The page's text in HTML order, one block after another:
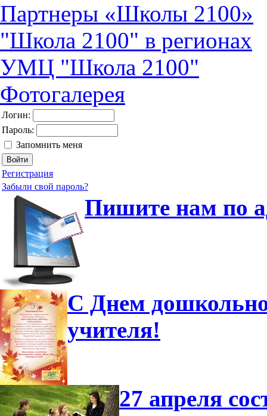
Партнеры «Школы 2100»
"Школа 2100" в регионах
УМЦ "Школа 2100"
Фотогалерея
Логин:
Пароль:
Запомнить меня
Регистрация
Забыли свой пароль?
Пишите нам по
С Днем
учителя!
27 апреля